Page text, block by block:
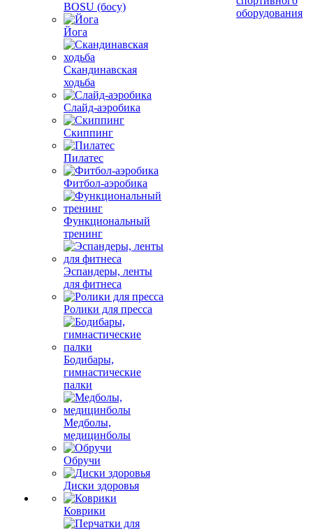
BOSU (босу)
Йога
Скандинавская
ходьба
Слайд-аэробика
Скиппинг
Пилатес
Фитбол-аэробика
Функциональный
тренинг
Эспандеры, ленты
для фитнеса
Ролики для пресса
Бодибары,
гимнастические
палки
Медболы,
медицинболы
Обручи
Диски здоровья
Коврики
оборудования